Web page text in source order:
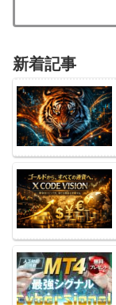
新着記事